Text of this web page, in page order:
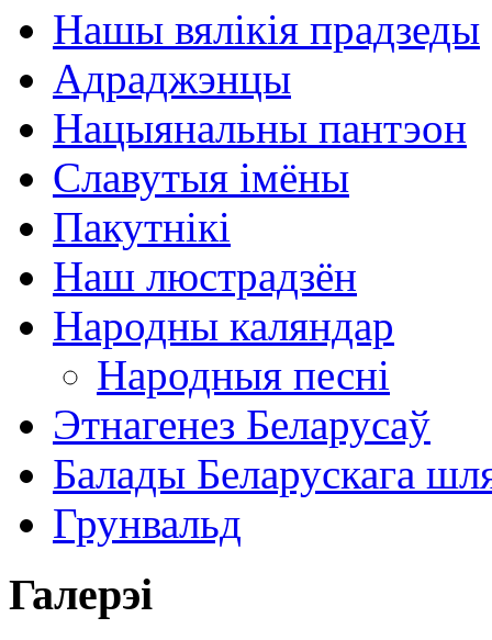
Нашы вялікія прадзеды
Адраджэнцы
Нацыянальны пантэон
Славутыя імёны
Пакутнікі
Наш люстрадзён
Народны каляндар
Народныя песні
Этнагенез Беларусаў
Балады Беларускага
Грунвальд
Галерэі